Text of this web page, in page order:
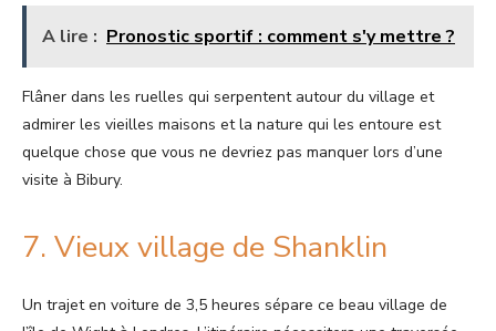
A lire : Pronostic sportif : comment s'y mettre ?
Flâner dans les ruelles qui serpentent autour du village et
admirer les vieilles maisons et la nature qui les entoure est
quelque chose que vous ne devriez pas manquer lors d’une
visite à Bibury.
7. Vieux village de Shanklin
Un trajet en voiture de 3,5 heures sépare ce beau village de